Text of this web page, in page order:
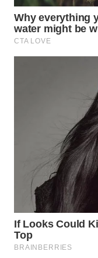
KALTARA
WN
WN
GORONTALO
WN
SULUT